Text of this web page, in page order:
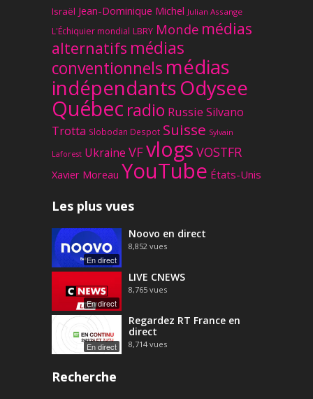
Israël Jean-Dominique Michel Julian Assange
L'Échiquier mondial LBRY Monde médias
alternatifs médias
conventionnels médias
indépendantsOdysee
Québec radio Russie Silvano
Trotta Slobodan Despot Suisse Sylvain
Laforest Ukraine VFvlogs VOSTFR
Xavier Moreau YouTube États-Unis
Les plus vues
En direct
Noovo en direct
8,852 vues
En direct
LIVE CNEWS
8,765 vues
En direct
Regardez RT France en
direct
8,714 vues
Recherche